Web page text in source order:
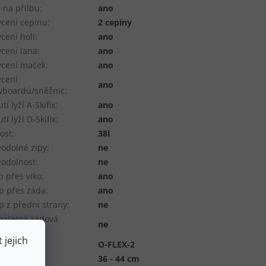
jejich
na přilbu:
ano
cepínu:
2 cepíny
holí:
ano
lana:
ano
maček:
ano
sněžnic:
ano
lyží A-Skifix:
ano
lyží D-Skifix:
ano
:
38l
zipy:
ne
:
ne
přes víko:
ano
přes záda:
ano
z přední strany:
ne
zádová
ne
systém
O-FLEX-2
36 - 44 cm